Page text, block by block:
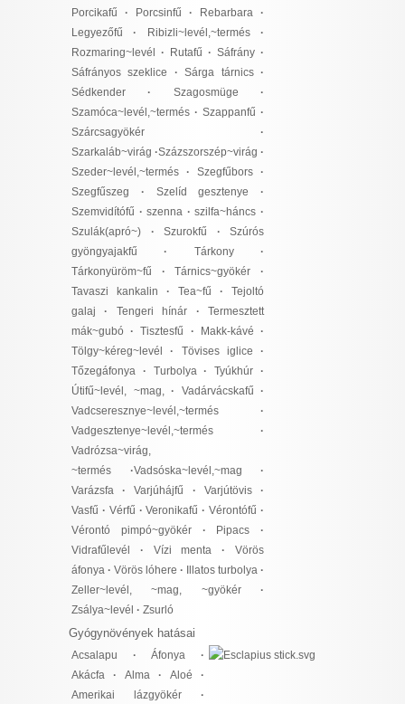
Porcikafű · Porcsinfű · Rebarbara ·
Legyezőfű · Ribizli~levél,~termés·
Rozmaring~levél
· Rutafű · Sáfrány ·
Sáfrányos szeklice
· Sárga tárnics·
Sédkender · Szagosmüge ·
Szamóca~levél,~termés · Szappanfű ·
Szárcsagyökér ·
Szarkaláb~virág ·Százszorszép~virág ·
Szeder~levél,~termés · Szegfűbors ·
Szegfűszeg · Szelíd gesztenye ·
Szemvidítófű · szenna · szilfa~háncs ·
Szulák(apró~) · Szurokfű · Szúrós
gyöngyajakfű · Tárkony·
Tárkonyüröm~fű · Tárnics~gyökér ·
Tavaszi kankalin · Tea~fű · Tejoltó
galaj · Tengeri hínár · Termesztett
mák~gubó · Tisztesfű · Makk-kávé ·
Tölgy~kéreg~levél
· Tövises iglice ·
Tőzegáfonya · Turbolya· Tyúkhúr ·
Útifű~levél, ~mag,· Vadárvácskafű ·
Vadcseresznye~levél,~termés ·
Vadgesztenye~levél,~termés ·
Vadrózsa~virág,
~termés ·Vadsóska~levél,~mag ·
Varázsfa · Varjúhájfű · Varjútövis·
Vasfű · Vérfű · Veronikafű · Vérontófű ·
Vérontó pimpó~gyökér· Pipacs ·
Vidrafűlevél
· Vízi menta · Vörös
áfonya · Vörös lóhere · Illatos turbolya ·
Zeller~levél, ~mag, ~gyökér·
Zsálya~levél · Zsurló
Gyógynövények hatásai
Acsalapu · Áfonya ·
Akácfa · Alma· Aloé ·
Amerikai lázgyökér ·